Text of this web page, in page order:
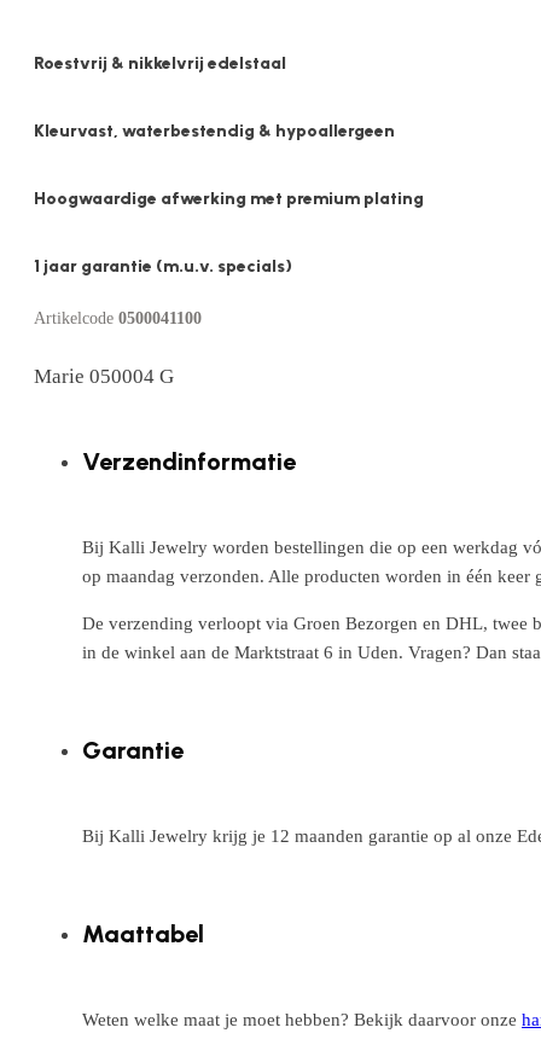
Roestvrij & nikkelvrij edelstaal
Kleurvast, waterbestendig & hypoallergeen
Hoogwaardige afwerking met premium plating
1 jaar garantie (m.u.v. specials)
Artikelcode 0500041100
Marie 050004 G
Verzendinformatie
Bij Kalli Jewelry worden bestellingen die op een werkdag
op maandag verzonden. Alle producten worden in één
De verzending verloopt via Groen Bezorgen en DHL, twee
in de winkel aan de Marktstraat 6 in Uden. Vragen? Dan
Garantie
Bij Kalli Jewelry krijg je 12 maanden garantie op al onze
Maattabel
Weten welke maat je moet hebben? Bekijk daarvoor onze